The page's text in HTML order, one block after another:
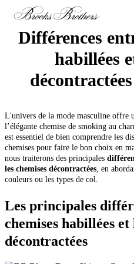
Nouvelles pièces en
Différences
habillées
L'univers de la mode masculine offre
l’élégante chemise de smoking au
est essentiel de bien comprendre les
chemises pour faire le bon choix en
nous traiterons des principales
les chemises décontractées, en
couleurs ou les types de col.
Les principales
chemises habillées et
décontractées